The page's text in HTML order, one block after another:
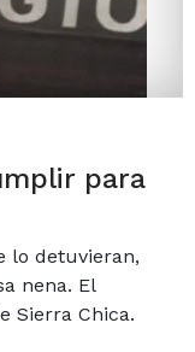
para
lo detuvieran,
nena. El
Sierra Chica.